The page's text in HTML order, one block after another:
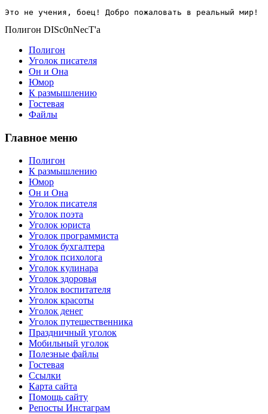
Это не учения, боец! Добро пожаловать в реальный мир!
Полигон DISc0nNecT'a
Полигон
Уголок писателя
Он и Она
Юмор
К размышлению
Гостевая
Файлы
Главное меню
Полигон
К размышлению
Юмор
Он и Она
Уголок писателя
Уголок поэта
Уголок юриста
Уголок программиста
Уголок бухгалтера
Уголок психолога
Уголок кулинара
Уголок здоровья
Уголок воспитателя
Уголок красоты
Уголок денег
Уголок путешественника
Праздничный уголок
Мобильный уголок
Полезные файлы
Гостевая
Ссылки
Карта сайта
Помощь сайту
Репосты Инстаграм